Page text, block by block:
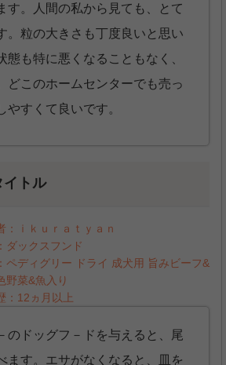
す。人間の私から見ても、とて
。粒の大きさも丁度良いと思い
態も特に悪くなることもなく、
どこのホームセンターでも売っ
やすくて良いです。
イトル
：ｉｋｕｒａｔｙａｎ
ダックスフンド
ペディグリー ドライ 成犬用 旨みビーフ&
野菜&魚入り
：12ヵ月以上
のドッグフ－ドを与えると、尾
ます。エサがなくなると、皿を